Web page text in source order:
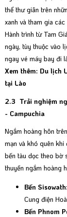
thể thư giãn trên
xanh và tham gia
Hành trình từ Tam
ngày, tùy thuộc vào
ngay vé máy bay đi
Xem thêm: Du lịch
tại Lào
2.3 Trải nghiệm
- Campuchia
Ngắm hoàng hôn
mạn và khó quên
bến tàu dọc theo bờ
thuyền ngắm hoàng
Bến Sisowath:
Cung điện
Bến Phnom